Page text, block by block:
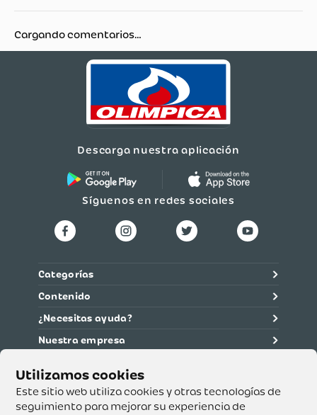
Este sitio web utiliza cookies y otras tecnologías de
seguimiento para mejorar su experiencia de
Cargando comentarios…
Descarga nuestra aplicación
Síguenos en redes sociales
Categorías
Contenido
¿Necesitas ayuda?
Nuestra empresa